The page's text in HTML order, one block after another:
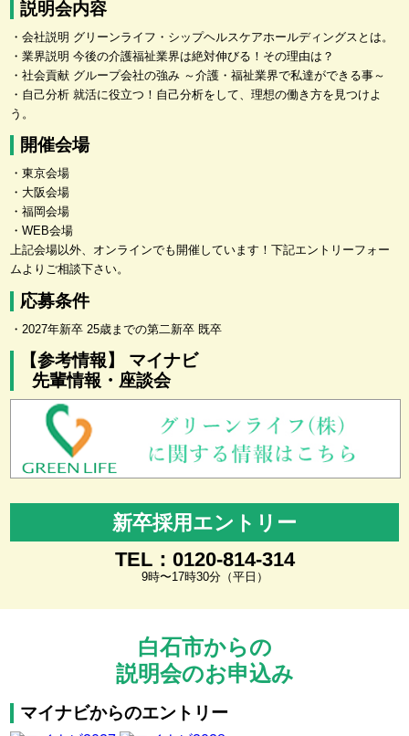
説明会内容
・会社説明 グリーンライフ・シップヘルスケアホールディングスとは。
・業界説明 今後の介護福祉業界は絶対伸びる！その理由は？
・社会貢献 グループ会社の強み ～介護・福祉業界で私達ができる事～
・自己分析 就活に役立つ！自己分析をして、理想の働き方を見つけよ
う。
開催会場
・東京会場
・大阪会場
・福岡会場
・WEB会場
上記会場以外、オンラインでも開催しています！下記エントリーフォー
ムよりご相談下さい。
応募条件
・2027年新卒 25歳までの第二新卒 既卒
【参考情報】 マイナビ
先輩情報・座談会
新卒採用エントリー
TEL：0120-814-314
9時〜17時30分（平日）
白石市からの
説明会のお申込み
マイナビからのエントリー